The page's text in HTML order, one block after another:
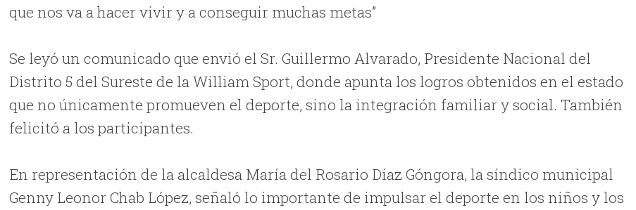
que nos va a hacer vivir y a conseguir muchas metas”
Se leyó un comunicado que envió el Sr. Guillermo Alvarado, Presidente Nacional del
Distrito 5 del Sureste de la William Sport, donde apunta los logros obtenidos en el estado
que no únicamente promueven el deporte, sino la integración familiar y social. También
felicitó a los participantes.
En representación de la alcaldesa María del Rosario Díaz Góngora, la síndico municipal
Genny Leonor Chab López, señaló lo importante de impulsar el deporte en los niños y los